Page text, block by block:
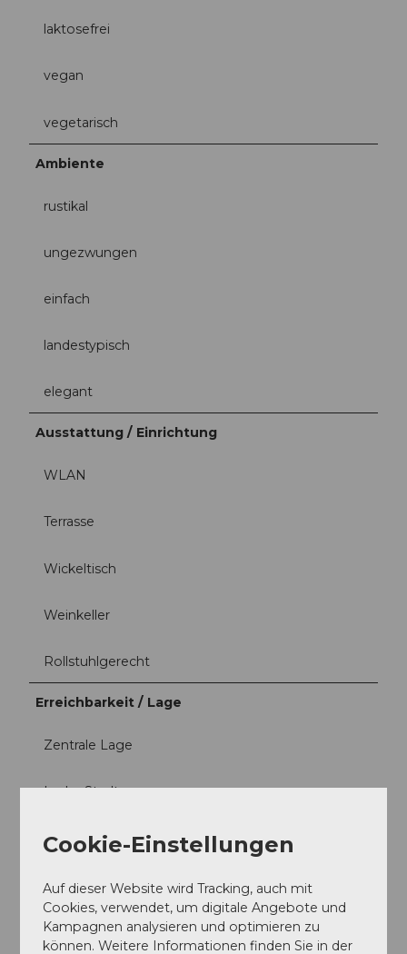
laktosefrei
vegan
vegetarisch
Ambiente
rustikal
ungezwungen
einfach
landestypisch
elegant
Ausstattung / Einrichtung
WLAN
Terrasse
Wickeltisch
Weinkeller
Rollstuhlgerecht
Erreichbarkeit / Lage
Zentrale Lage
In der Stadt
Zielgruppe
Gruppen
Cookie-Einstellungen
Auf dieser Website wird Tracking, auch mit
Cookies, verwendet, um digitale Angebote und
Kampagnen analysieren und optimieren zu
können. Weitere Informationen finden Sie in der